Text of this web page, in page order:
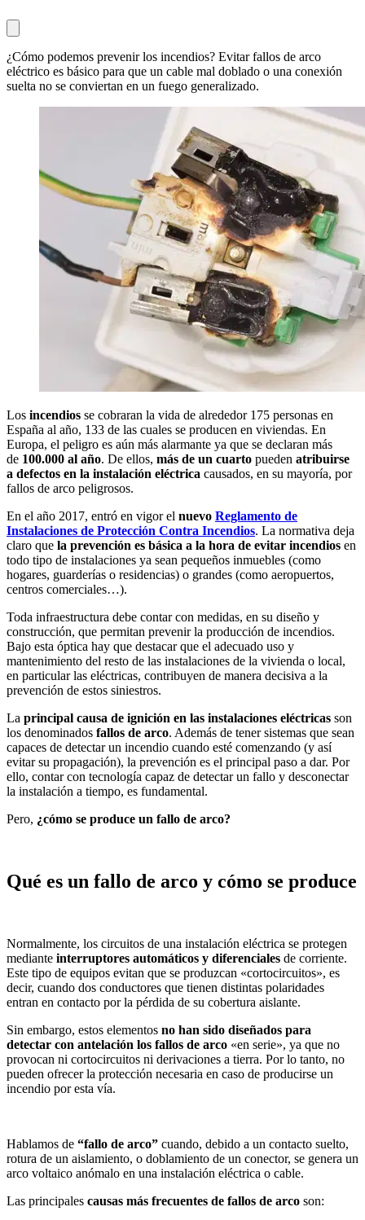
¿Cómo podemos prevenir los incendios? Evitar fallos de arco
eléctrico es básico para que un cable mal doblado o una conexión
suelta no se conviertan en un fuego generalizado.
Los incendios se cobraran la vida de alrededor 175 personas en
España al año, 133 de las cuales se producen en viviendas. En
Europa, el peligro es aún más alarmante ya que se declaran más
de 100.000 al año. De ellos, más de un cuarto pueden atribuirse
a defectos en la instalación eléctrica causados, en su mayoría, por
fallos de arco peligrosos.
En el año 2017, entró en vigor el nuevo Reglamento de
Instalaciones de Protección Contra Incendios. La normativa deja
claro que la prevención es básica a la hora de evitar incendios en
todo tipo de instalaciones ya sean pequeños inmuebles (como
hogares, guarderías o residencias) o grandes (como aeropuertos,
centros comerciales…).
Toda infraestructura debe contar con medidas, en su diseño y
construcción, que permitan prevenir la producción de incendios.
Bajo esta óptica hay que destacar que el adecuado uso y
mantenimiento del resto de las instalaciones de la vivienda o local,
en particular las eléctricas, contribuyen de manera decisiva a la
prevención de estos siniestros.
La principal causa de ignición en las instalaciones eléctricas son
los denominados fallos de arco. Además de tener sistemas que sean
capaces de detectar un incendio cuando esté comenzando (y así
evitar su propagación), la prevención es el principal paso a dar. Por
ello, contar con tecnología capaz de detectar un fallo y desconectar
la instalación a tiempo, es fundamental.
Pero, ¿cómo se produce un fallo de arco?
Qué es un fallo de arco y cómo se produce
Normalmente, los circuitos de una instalación eléctrica se protegen
mediante interruptores automáticos y diferenciales de corriente.
Este tipo de equipos evitan que se produzcan «cortocircuitos», es
decir, cuando dos conductores que tienen distintas polaridades
entran en contacto por la pérdida de su cobertura aislante.
Sin embargo, estos elementos no han sido diseñados para
detectar con antelación los fallos de arco «en serie», ya que no
provocan ni cortocircuitos ni derivaciones a tierra. Por lo tanto, no
pueden ofrecer la protección necesaria en caso de producirse un
incendio por esta vía.
Hablamos de “fallo de arco” cuando, debido a un contacto suelto,
rotura de un aislamiento, o doblamiento de un conector, se genera un
arco voltaico anómalo en una instalación eléctrica o cable.
Las principales causas más frecuentes de fallos de arco son: